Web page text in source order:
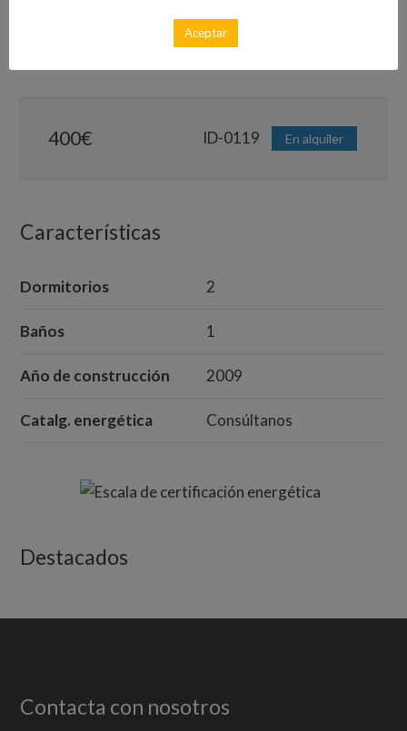
400€ ID-0119 En alquiler
Características
Dormitorios 2
Baños 1
Año de construcción 2009
Catalg. energética Consúltanos
Destacados
Contacta con nosotros
Aceptar